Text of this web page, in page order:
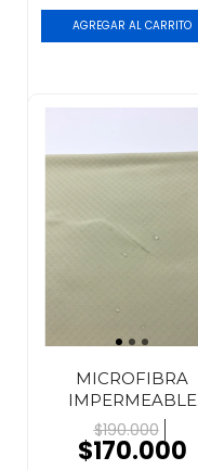
AGREGAR AL CARRITO
MICROFIBRA
IMPERMEABLE
ANTIDESGARRO x
20...
$190.000
$170.000